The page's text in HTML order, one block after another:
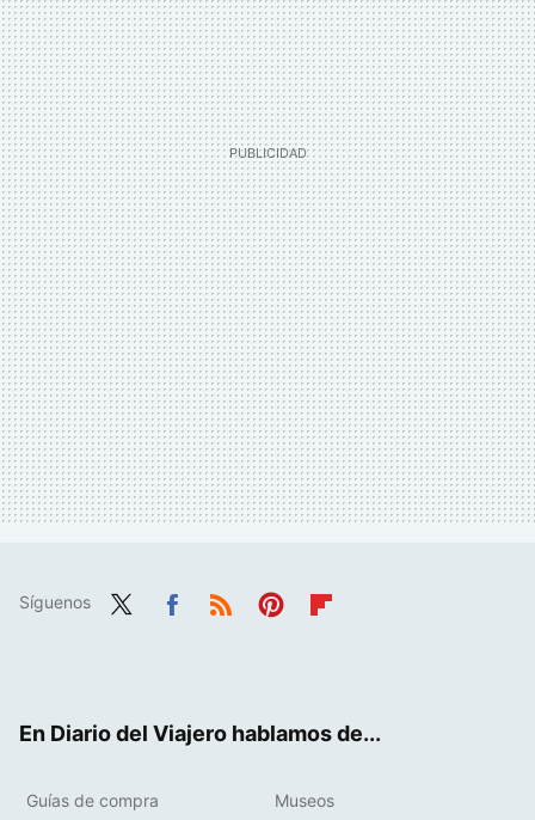
Síguenos
En Diario del Viajero hablamos de...
Guías de compra Museos